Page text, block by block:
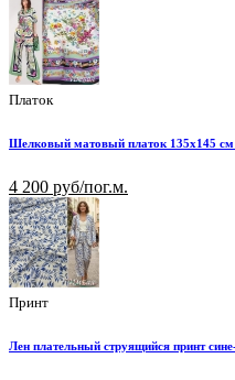
Платок
Шелковый матовый платок 135х145 см
4 200 руб/пог.м.
Принт
Лен плательный струящийся принт